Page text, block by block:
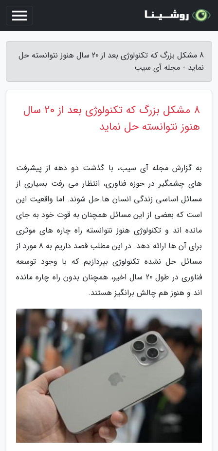
8 مشکل بزرگ که تکنولوژی بعد از 20 سال هنوز نتوانسته حل
نماید - مجله آی سیب
8 مشکل بزرگ که تکنولوژی بعد از 20 سال
هنوز نتوانسته حل نماید
به گزارش مجله آی سیب، با گذشت دو دهه از پیشرفت
های چشمگیر در حوزه فناوری، انتظار می رفت بسیاری از
مسائل اساسی زندگی انسان ها حل شوند. اما واقعیت این
است که بعضی از این مسائل همچنان به قوت خود به جای
مانده اند و تکنولوژی هنوز نتوانسته راه چاره های موثری
برای آن ها ارائه دهد. در این مطلب قصد داریم به 8 مورد از
مسائل حل نشده تکنولوژی بپردازیم که با وجود توسعه
فناوری در طول 20 سال اخیر، همچنان بدون راه چاره مانده
اند و هنوز هم چالش برانگیز هستند.